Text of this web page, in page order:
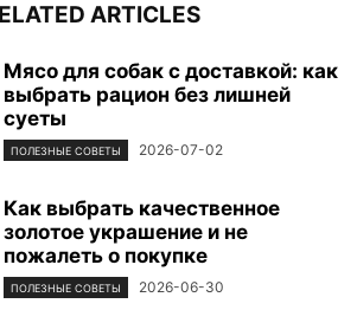
ARTICLES
Мясо для собак с доставкой: как
выбрать рацион без лишней
суеты
ПОЛЕЗНЫЕ СОВЕТЫ 2026-07-02
Как выбрать качественное
золотое украшение и не
пожалеть о покупке
ПОЛЕЗНЫЕ СОВЕТЫ 2026-06-30